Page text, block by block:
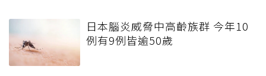
日本腦炎威脅中高齡族群 今年10
例有9例皆逾50歲